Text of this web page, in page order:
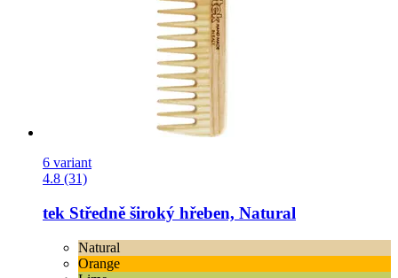
6 variant
4.8 (31)
tek Středně široký hřeben, Natural
Natural
Orange